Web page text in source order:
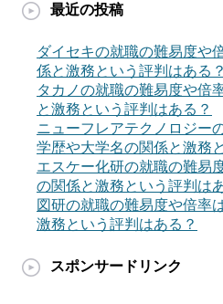
最近の投稿
ダイセキの就職の難易度や
係と激務という評判はある？
タカノの就職の難易度や倍
と激務という評判はある？
ニューフレアテクノロジー
学歴や大学名の関係と激務
エスケー化研の就職の難易
の関係と激務という評判は
図研の就職の難易度や倍率
激務という評判はある？
スポンサードリンク